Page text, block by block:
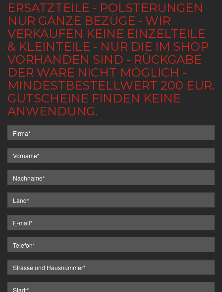
ERSATZTEILE - POLSTERUNGEN
NUR GANZE BEZÜGE - WIR
VERKAUFEN KEINE EINZELTEILE
& KLEINTEILE - NUR DIE IM SHOP
VORHANDEN SIND - RÜCKGABE
DER WARE NICHT MÖGLICH -
MINDESTBESTELLWERT 200 EUR.
GUTSCHEINE FINDEN KEINE
ANWENDUNG.